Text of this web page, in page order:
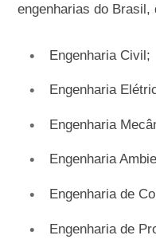
engenharias do
Engenharia Civil;
Engenharia
Engenharia
Engenharia
Engenharia de
Engenharia de